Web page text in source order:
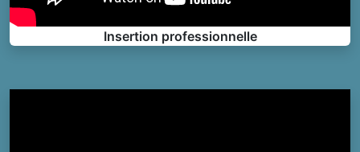
Insertion professionnelle